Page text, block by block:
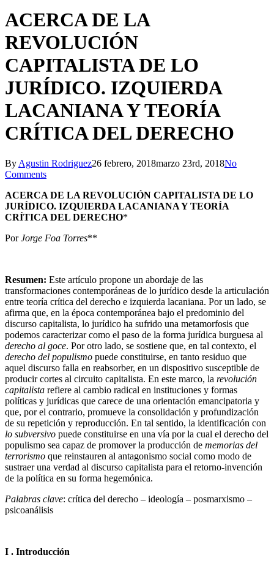
ACERCA DE LA
REVOLUCIÓN
CAPITALISTA DE LO
JURÍDICO. IZQUIERDA
LACANIANA Y TEORÍA
CRÍTICA DEL DERECHO
By Agustin Rodriguez26 febrero, 2018marzo 23rd, 2018No
Comments
ACERCA DE LA REVOLUCIÓN CAPITALISTA DE LO
JURÍDICO. IZQUIERDA LACANIANA Y TEORÍA
CRÍTICA DEL DERECHO*
PorJorge Foa Torres**
Resumen: Este artículo propone un abordaje de las
transformaciones contemporáneas de lo jurídico desde la articulación
entre teoría crítica del derecho e izquierda lacaniana. Por un lado, se
afirma que, en la época contemporánea bajo el predominio del
discurso capitalista, lo jurídico ha sufrido una metamorfosis que
podemos caracterizar como el paso de la forma jurídica burguesa al
derecho al goce. Por otro lado, se sostiene que, en tal contexto, el
derecho del populismo puede constituirse, en tanto residuo que
aquel discurso falla en reabsorber, en un dispositivo susceptible de
producir cortes al circuito capitalista. En este marco, la revolución
capitalista refiere al cambio radical en instituciones y formas
políticas y jurídicas que carece de una orientación emancipatoria y
que, por el contrario, promueve la consolidación y profundización
de su repetición y reproducción. En tal sentido, la identificación con
lo subversivo puede constituirse en una vía por la cual el derecho del
populismo sea capaz de promover la producción de memorias del
terrorismo que reinstauren al antagonismo social como modo de
sustraer una verdad al discurso capitalista para el retorno-invención
de la política en su forma hegemónica.
Palabras clave: crítica del derecho – ideología – posmarxismo –
psicoanálisis
I . Introducción